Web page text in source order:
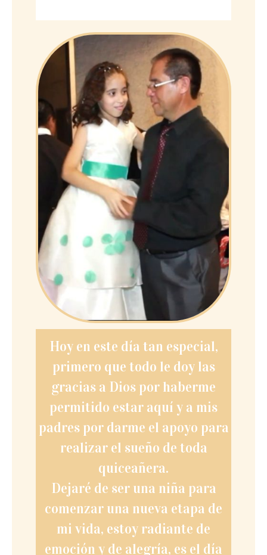
Hoy en este día tan especial,
primero que todo le doy las
gracias a Dios por haberme
permitido estar aquí y a mis
padres por darme el apoyo para
realizar el sueño de toda
quiceañera.
Dejaré de ser una niña para
comenzar una nueva etapa de
mi vida, estoy radiante de
emoción y de alegría, es el día